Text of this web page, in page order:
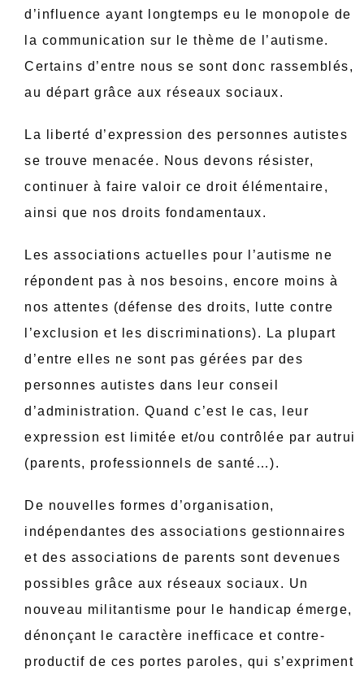
d’influence ayant longtemps eu le monopole de
la communication sur le thème de l’autisme.
Certains d’entre nous se sont donc rassemblés,
au départ grâce aux réseaux sociaux.
La liberté d’expression des personnes autistes
se trouve menacée. Nous devons résister,
continuer à faire valoir ce droit élémentaire,
ainsi que nos droits fondamentaux.
Les associations actuelles pour l’autisme ne
répondent pas à nos besoins, encore moins à
nos attentes (défense des droits, lutte contre
l’exclusion et les discriminations). La plupart
d’entre elles ne sont pas gérées par des
personnes autistes dans leur conseil
d’administration. Quand c’est le cas, leur
expression est limitée et/ou contrôlée par autrui
(parents, professionnels de santé…).
De nouvelles formes d’organisation,
indépendantes des associations gestionnaires
et des associations de parents sont devenues
possibles grâce aux réseaux sociaux. Un
nouveau militantisme pour le handicap émerge,
dénonçant le caractère inefficace et contre-
productif de ces portes paroles, qui s’expriment